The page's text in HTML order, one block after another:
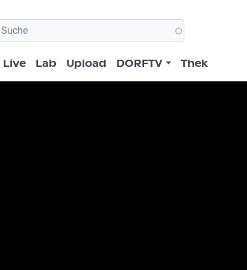
Hauptnavigation
Live Lab Upload DORFTV Thek